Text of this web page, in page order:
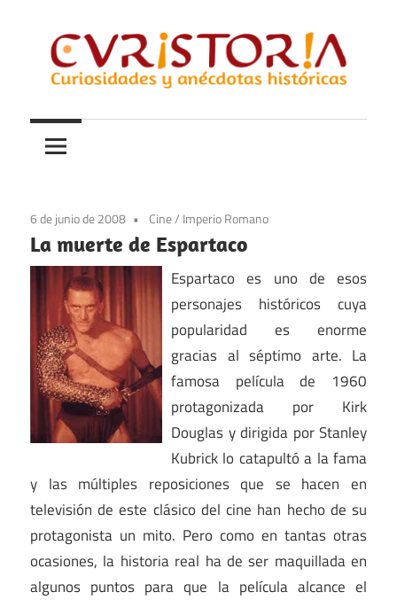
contenido
Curistoria
y
anécdotas
historia
6 de junio de 2008 Cine/ Imperio Romano
La muerte de Espartaco
Espartaco es uno de esos
personajes históricos cuya
popularidad es enorme
gracias al séptimo arte. La
famosa película de 1960
protagonizada por Kirk
Douglas y dirigida por Stanley
Kubrick lo catapultó a la fama
y las múltiples reposiciones que se hacen en
televisión de este clásico del cine han hecho de su
protagonista un mito. Pero como en tantas otras
ocasiones, la historia real ha de ser maquillada en
algunos puntos para que la película alcance el